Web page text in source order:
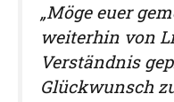
„Möge euer
weiterhin von
Verständnis
Glückwunsch